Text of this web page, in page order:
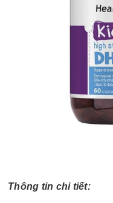
Thông tin chi tiết: